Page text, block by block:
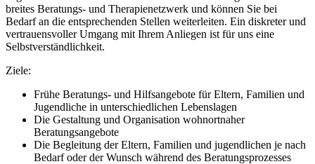
breites Beratungs- und Therapienetzwerk und können Sie bei
Bedarf an die entsprechenden Stellen weiterleiten. Ein diskreter und
vertrauensvoller Umgang mit Ihrem Anliegen ist für uns eine
Selbstverständlichkeit.
Ziele:
Frühe Beratungs- und Hilfsangebote für Eltern, Familien und
Jugendliche in unterschiedlichen Lebenslagen
Die Gestaltung und Organisation wohnortnaher
Beratungsangebote
Die Begleitung der Eltern, Familien und jugendlichen je nach
Bedarf oder der Wunsch während des Beratungsprozesses